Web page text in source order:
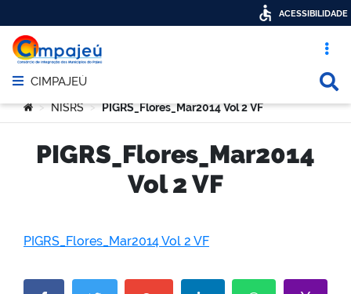
Acesso
Abrir menu principal de navegação
CIMPAJEÚ
Você está aqui:
> NISRS > PIGRS_Flores_Mar2014 Vol 2 VF
PIGRS_Flores_Mar2014
Vol 2 VF
PIGRS_Flores_Mar2014 Vol 2 VF
ACESSIBILIDADE